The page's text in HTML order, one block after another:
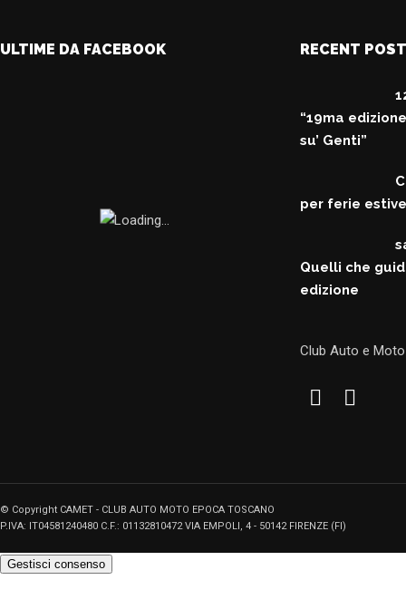
ULTIME DA FACEBOOK RECENT
“19ma
su’ Genti”
per ferie
Quelli che
edizione
Club Auto e
© Copyright CAMET - CLUB AUTO MOTO EPOCA TOSCANO
P.IVA: IT04581240480 C.F.: 01132810472 VIA EMPOLI, 4 - 50142 FIRENZE (FI)
Gestisci consenso